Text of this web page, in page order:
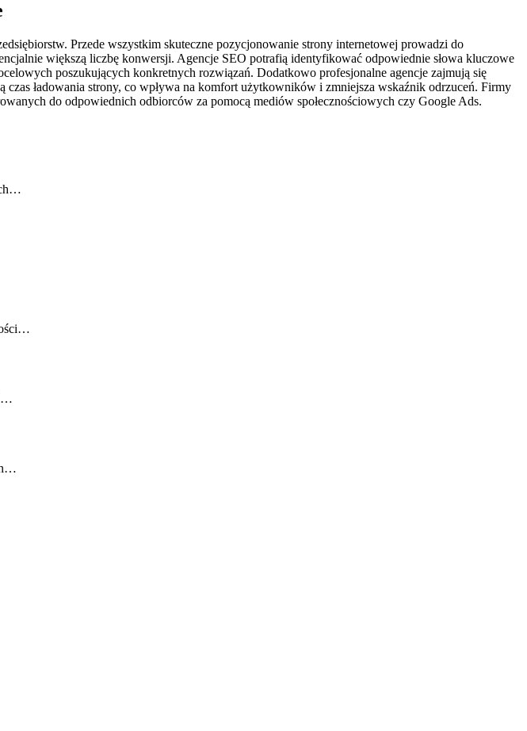
Przede wszystkim skuteczne pozycjonowanie strony internetowej prowadzi do
większą liczbę konwersji. Agencje SEO potrafią identyfikować odpowiednie słowa kluczowe
poszukujących konkretnych rozwiązań. Dodatkowo profesjonalne agencje zajmują się
ładowania strony, co wpływa na komfort użytkowników i zmniejsza wskaźnik odrzuceń. Firmy
do odpowiednich odbiorców za pomocą mediów społecznościowych czy Google Ads.